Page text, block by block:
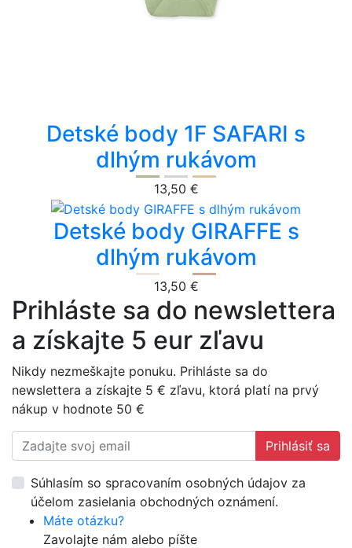
Detské body 1F SAFARI s
dlhým rukávom
13,50 €
Detské body GIRAFFE s
dlhým rukávom
13,50 €
Prihláste sa do newslettera
a získajte 5 eur zľavu
Nikdy nezmeškajte ponuku. Prihláste sa do
newslettera a získajte 5 € zľavu, ktorá platí na prvý
nákup v hodnote 50 €
Prihlásiť sa
Súhlasím so spracovaním osobných údajov za
účelom zasielania obchodných oznámení.
Máte otázku?
Zavolajte nám alebo píšte